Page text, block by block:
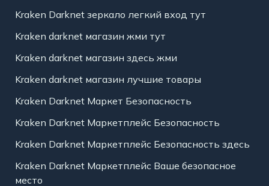
Kraken Darknet зеркало легкий вход тут
Kraken darknet магазин жми тут
Kraken darknet магазин здесь жми
Kraken darknet магазин лучшие товары
Kraken Darknet Маркет Безопасность
Kraken Darknet Маркетплейс Безопасность
Kraken Darknet Маркетплейс Безопасность здесь
Kraken Darknet Маркетплейс Ваше безопасное
место